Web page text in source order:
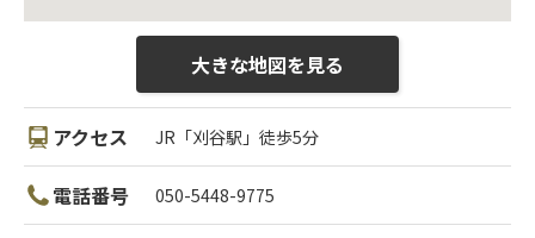
大きな地図を見る
アクセス JR「刈谷駅」徒歩5分
電話番号 050-5448-9775